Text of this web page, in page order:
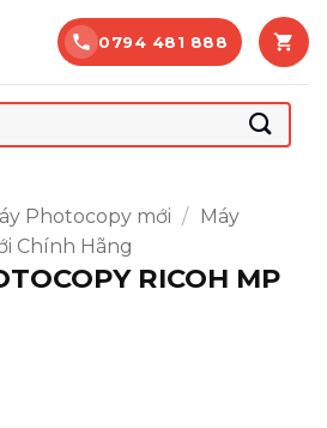
0794 481 888
Photocopy mới / Máy
Chính Hãng
RICOH MP